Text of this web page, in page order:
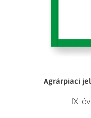
Agrárpiaci
IX.